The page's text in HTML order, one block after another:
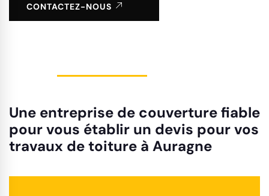
CONTACTEZ-NOUS
Une entreprise de couverture fiable
pour vous établir un devis pour vos
travaux de toiture à Auragne